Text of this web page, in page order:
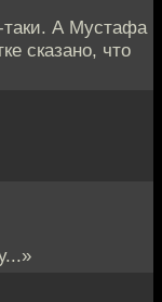
таки. А Мустафа
сказано, что